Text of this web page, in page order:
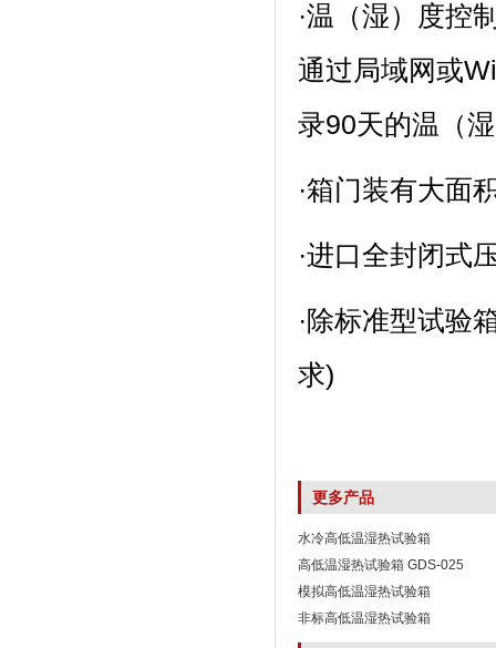
·温（湿）度控制
通过局域网或
录90天的温（湿
·箱门装有大面积
·进口全封闭式压缩
·除标准型试验
求)
更多产品
水冷高低温湿热试验箱
高低温湿热试验箱 GDS-025
模拟高低温湿热试验箱
非标高低温湿热试验箱